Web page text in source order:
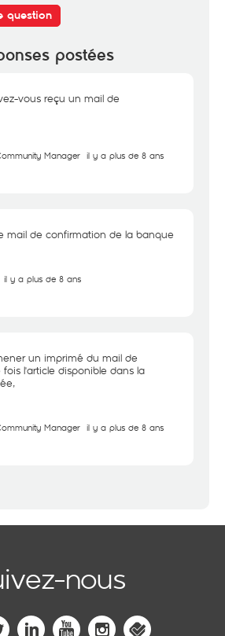
question
postées
vous reçu un mail de
Manager il y a plus de 8 ans
mail de confirmation de la banque
il y a plus de 8 ans
un imprimé du mail de
l'article disponible dans la
Manager il y a plus de 8 ans
nous